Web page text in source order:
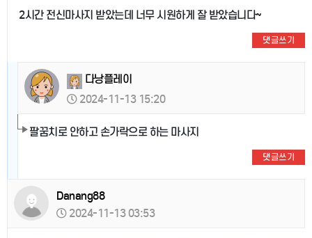
2시간 전신마사지 받았는데 너무 시원하게 잘 받았습니다~
댓글쓰기
다낭플레이
2024-11-13 15:20
팔꿈치로 안하고 손가락으로 하는 마사지
댓글쓰기
Danang88
2024-11-13 03:53